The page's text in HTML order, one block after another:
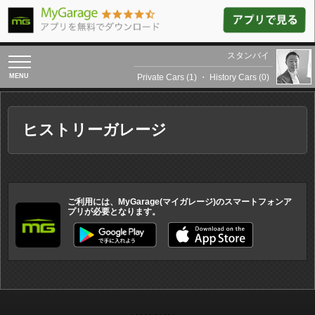
toggle
navigation
スタンバイ
Private Cars (1) ・ History Cars (0)
ヒストリーガレージ
ご利用には、MyGarage(マイガレージ)のスマートフォンア
プリが必要となります。